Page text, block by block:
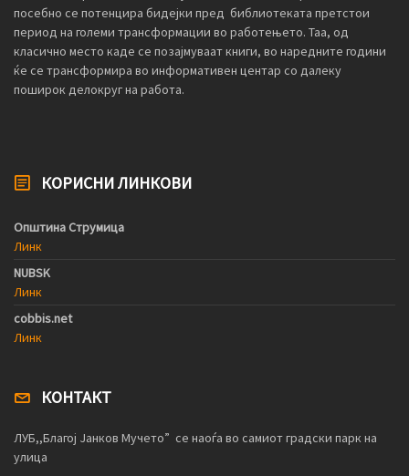
посебно се потенцира бидејки пред библиотеката претстои
период на големи трансформации во работењето. Таа, од
класично место каде се позајмуваат книги, во наредните години
ќе се трансформира во информативен центар со далеку
поширок делокруг на работа.
КОРИСНИ ЛИНКОВИ
Општина Струмица
Линк
NUBSK
Линк
cobbis.net
Линк
КОНТАКТ
ЛУБ,,Благој Јанков Мучето” се наоѓа во самиот градски парк на
улица